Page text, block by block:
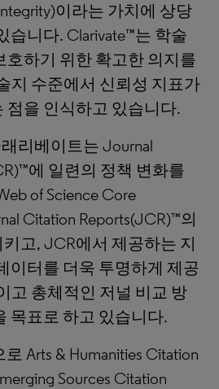
이라는 가치에 상당
습니다. Clarivate™는 학술
호하기 위한 확고한 의지를
지 수준에서 신뢰성 지표가
점을 인식하고 있습니다.
리베이트는 Journal
에 일련의 정책 변화를
of Science Core
Citation Reports(JCR)™의
고, JCR에서 제공하는 지
이터를 더욱 투명하게 제공
고 총체적인 저널 비교 방
목표로 하고 있습니다.
Arts & Humanities Citation
Sources Citation